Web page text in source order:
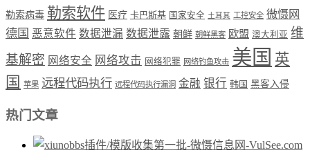
勒索病毒 勒索软件 医疗 卡巴斯基 国家安全 土耳其 工控安全 微慑网
德国 恶意软件 数据泄漏 数据泄露 朝鲜 朝鲜黑客 欧盟 澳大利亚 维
基解密 网络安全 网络攻击 网络犯罪 网络钓鱼攻击 美国 英
国
苹果 远程代码执行 远程代码执行漏洞 金融 银行 韩国 黑客入侵
热门文章